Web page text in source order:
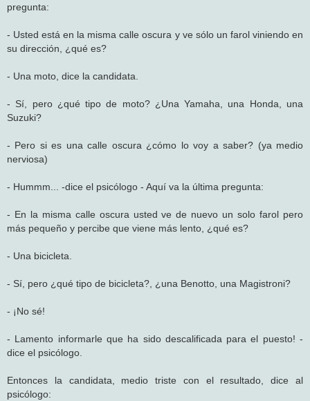
pregunta:
- Usted está en la misma calle oscura y ve sólo un farol viniendo en
su dirección, ¿qué es?
- Una moto, dice la candidata.
- Sí, pero ¿qué tipo de moto? ¿Una Yamaha, una Honda, una
Suzuki?
- Pero si es una calle oscura ¿cómo lo voy a saber? (ya medio
nerviosa)
- Hummm... -dice el psicólogo - Aquí va la última pregunta:
- En la misma calle oscura usted ve de nuevo un solo farol pero
más pequeño y percibe que viene más lento, ¿qué es?
- Una bicicleta.
- Sí, pero ¿qué tipo de bicicleta?, ¿una Benotto, una Magistroni?
- ¡No sé!
- Lamento informarle que ha sido descalificada para el puesto! -
dice el psicólogo.
Entonces la candidata, medio triste con el resultado, dice al
psicólogo: